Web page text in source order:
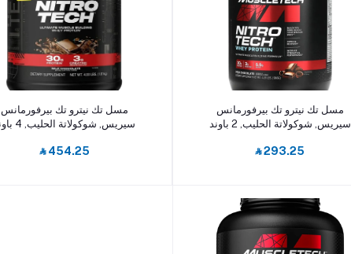
أضف إلى السلة
مسل تك نيترو تك بيرفورمانس
سيريس, شوكولاتة الحليب, 2 باوند
‎⃁ 293.25
أضف إلى السلة
مسل تك نيترو تك بيرفورمانس
سيريس, شوكولاتة الحليب, 4 باوند
‎⃁ 454.25